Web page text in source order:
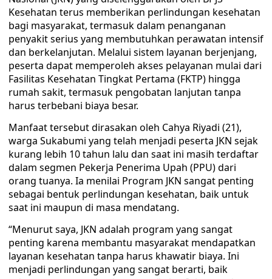
Kesehatan terus memberikan perlindungan kesehatan
bagi masyarakat, termasuk dalam penanganan
penyakit serius yang membutuhkan perawatan intensif
dan berkelanjutan. Melalui sistem layanan berjenjang,
peserta dapat memperoleh akses pelayanan mulai dari
Fasilitas Kesehatan Tingkat Pertama (FKTP) hingga
rumah sakit, termasuk pengobatan lanjutan tanpa
harus terbebani biaya besar.
Manfaat tersebut dirasakan oleh Cahya Riyadi (21),
warga Sukabumi yang telah menjadi peserta JKN sejak
kurang lebih 10 tahun lalu dan saat ini masih terdaftar
dalam segmen Pekerja Penerima Upah (PPU) dari
orang tuanya. Ia menilai Program JKN sangat penting
sebagai bentuk perlindungan kesehatan, baik untuk
saat ini maupun di masa mendatang.
“Menurut saya, JKN adalah program yang sangat
penting karena membantu masyarakat mendapatkan
layanan kesehatan tanpa harus khawatir biaya. Ini
menjadi perlindungan yang sangat berarti, baik